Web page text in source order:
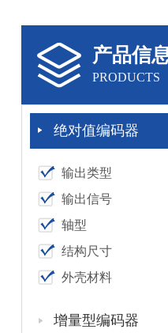
产品信
PRODUCTS
绝对值编码器
输出类型
输出信号
轴型
结构尺寸
外壳材料
增量型编码器